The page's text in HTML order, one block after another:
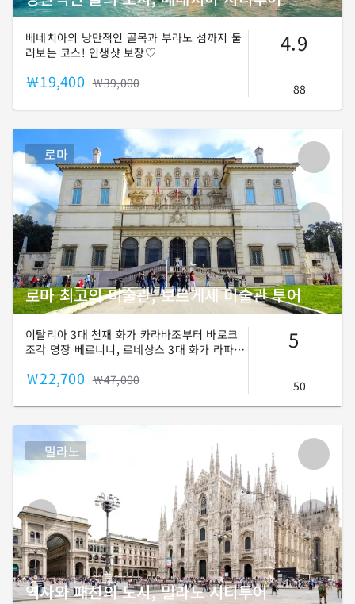
베네치아의 낭만적인 골목과 부라노 섬까지 둘
러보는 코스! 인생샷 보장♡
￦19,400 ￦39,000
4.9
88
로마
로마 최고의 미술관, 보르게세 미술관 투어
이탈리아 3대 천재 화가 카라바조부터 바로크
조각 명장 베르니니, 르네상스 3대 화가 라파엘
는 미술관! 그게 바로, 보르게세 미술관입니다.
예술 작품들을 만나보세요!
￦22,700 ￦47,000
5
50
밀라노
역사와 패션의 도시, 밀라노 시티투어